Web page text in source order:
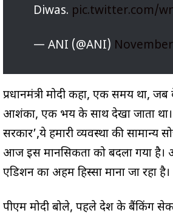
Diwas. pic.twitter.com/
— ANI (@ANI) November
प्रधानमंत्री मोदी कहा, एक समय था,
आशंका, एक भय के साथ देखा जाता था।
सरकार’,ये हमारी व्यवस्था की सामान्य
आज इस मानसिकता को बदला गया
एडिशन का अहम हिस्सा माना जा रहा है।
पीएम मोदी बोले, पहले देश के बैंकिंग